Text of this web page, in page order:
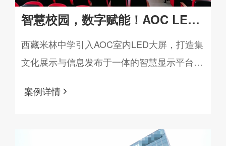
智慧校园，数字赋能！AOC LED
大屏助力西藏某中学显示系统升级
西藏米林中学引入AOC室内LED大屏，打造集
文化展示与信息发布于一体的智慧显示平台，
越山海，点亮精彩视界。
案例详情